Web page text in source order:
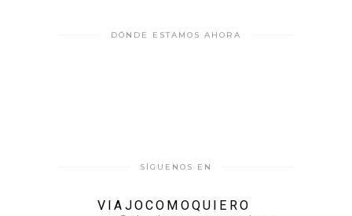
DÓNDE ESTAMOS AHORA
SÍGUENOS EN
VIAJOCOMOQUIERO